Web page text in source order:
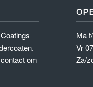
om
Ma
Vr
Za/